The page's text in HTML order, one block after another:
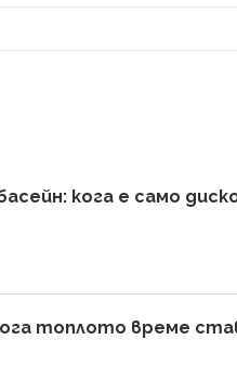
кога е само
топлото време